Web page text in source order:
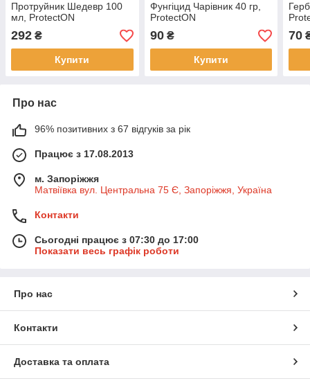
Протруйник Шедевр 100
мл, ProtectON
292 ₴
Купити
Фунгіцид Чарівник 40 гр,
ProtectON
90₴
Купити
70
Про нас
96% позитивних з 67 відгуків за рік
Працює з 17.08.2013
м. Запоріжжя
Матвіївка вул. Центральна 75 Є, Запоріжжя, Україна
Контакти
Сьогодні працює з 07:30 до 17:00
Показати весь графік роботи
Про нас
Контакти
Доставка та оплата